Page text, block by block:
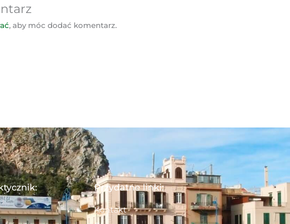
, aby móc dodać komentarz.
Przydatne linki:
Kontakt